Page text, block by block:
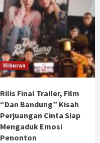
Hiburan
Rilis Final Trailer, Film
“Dan Bandung” Kisah
Perjuangan Cinta Siap
Mengaduk Emosi
Penonton